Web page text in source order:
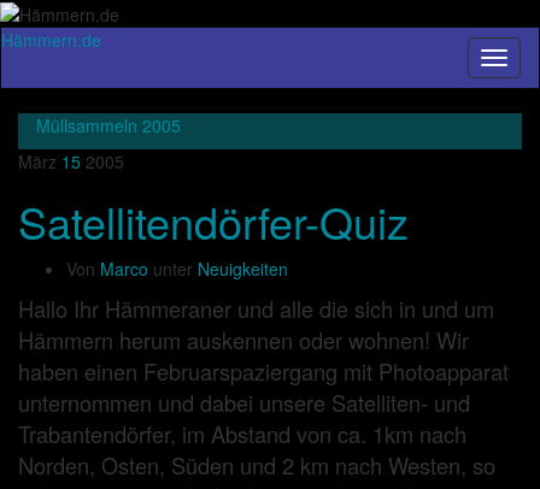
Hämmern.de
Müllsammeln 2005
März 15 2005
Satellitendörfer-Quiz
Von Marco unter Neuigkeiten
Hallo Ihr Hämmeraner und alle die sich in und um
Hämmern herum auskennen oder wohnen! Wir
haben einen Februarspaziergang mit Photoapparat
unternommen und dabei unsere Satelliten- und
Trabantendörfer, im Abstand von ca. 1km nach
Norden, Osten, Süden und 2 km nach Westen, so